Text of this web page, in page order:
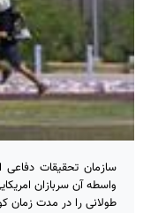
سازمان تحقیقات
واسطه آن سربازان
طولانی را در مدت زمان